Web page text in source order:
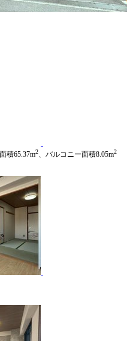
積65.37m2 、バルコニー面積8.05m2